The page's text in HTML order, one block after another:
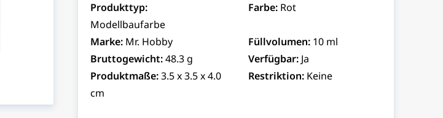
Produkttyp:
Modellbaufarbe
Farbe: Rot
Marke: Mr. Hobby Füllvolumen: 10 ml
Bruttogewicht: 48.3 g Verfügbar: Ja
Produktmaße: 3.5 x 3.5 x 4.0
cm
Restriktion: Keine